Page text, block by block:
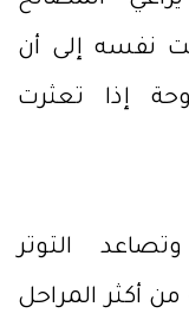
نفسه إلى أن
إذا تعثرت
التوتر
أكثر المراحل